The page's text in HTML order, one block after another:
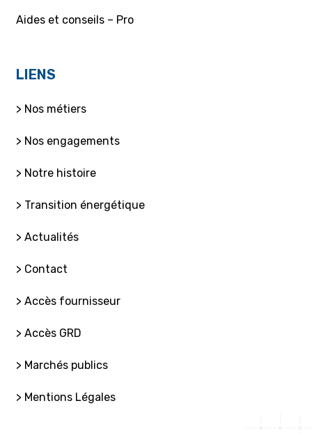
Aides et conseils – Pro
LIENS
> Nos métiers
> Nos engagements
> Notre histoire
> Transition énergétique
> Actualités
> Contact
> Accès fournisseur
> Accès GRD
> Marchés publics
> Mentions Légales